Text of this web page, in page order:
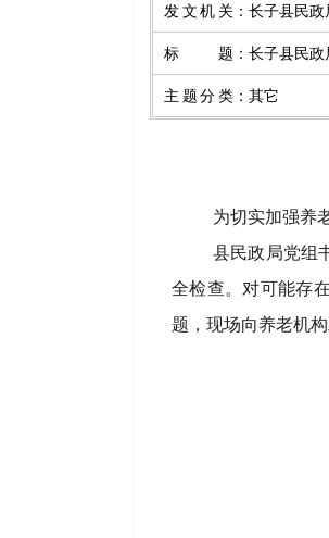
发文机关 ： 长子县民政
标题 ： 长子县民政
主题分类 ： 其它
为切实加强养
县民政局党组
全检查。对可能存
题，现场向养老机